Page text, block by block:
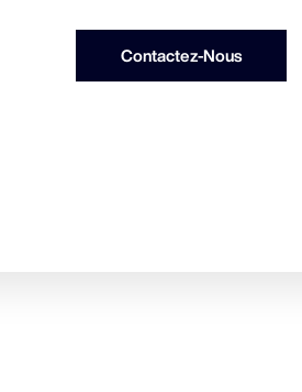
Contactez-Nous